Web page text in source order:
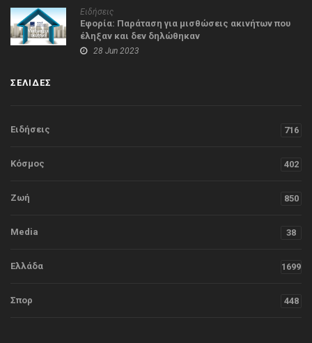
Ειδήσεις
Εφορία: Παράταση για μισθώσεις ακινήτων που
έληξαν και δεν δηλώθηκαν
28 Jun 2023
ΣΕΛΙΔΕΣ
Ειδήσεις 716
Κόσμος 402
Ζωή 850
Media 38
Ελλάδα 1699
Σπορ 448